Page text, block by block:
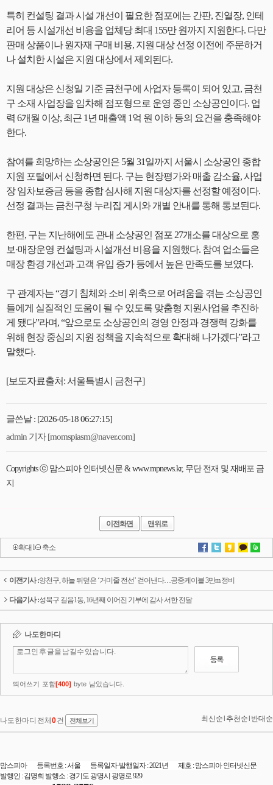
특히 컨설팅 결과 시설 개선이 필요한 점포에는 간판, 진열장, 인테
리어 등 시설개선 비용을 업체당 최대 155만 원까지 지원한다. 다만
판매 상품이나 원자재 구매 비용, 지원 대상 선정 이전에 주문하거
나 설치한 시설은 지원 대상에서 제외된다.
지원 대상은 신청일 기준 금천구에 사업자 등록이 되어 있고, 금천
구 소재 사업장을 임차해 점포형으로 운영 중인 소상공인이다. 업
력 6개월 이상, 최근 1년 매출액 1억 원 이하 등의 요건을 충족해야
한다.
참여를 희망하는 소상공인은 5월 31일까지 서울시 소상공인 종합
지원 포털에서 신청하면 된다. 구는 현장평가와 매출 감소율, 사업
장 임차보증금 등을 종합 심사해 지원 대상자를 선정할 예정이다.
선정 결과는 금천구청 누리집 게시와 개별 안내를 통해 통보된다.
한편, 구는 지난해에도 관내 소상공인 점포 27개소를 대상으로 홍
보·매장운영 컨설팅과 시설개선 비용을 지원했다. 참여 업소들은
매장 환경 개선과 고객 유입 증가 등에서 높은 만족도를 보였다.
구 관계자는 “경기 침체와 소비 위축으로 어려움을 겪는 소상공인
들에게 실질적인 도움이 될 수 있도록 맞춤형 지원사업을 추진하
게 됐다”라며, “앞으로도 소상공인의 경영 안정과 경쟁력 강화를
위해 현장 중심의 지원 정책을 지속적으로 확대해 나가겠다”라고
말했다.
[보도자료출처: 서울특별시 금천구]
글쓴날 : [2026-05-18 06:27:15]
admin 기자 [momspiasm@naver.com]
Copyrights ⓒ 맘스피아 인터넷신문 & www.mpnews.kr, 무단 전재 및 재배포 금
지
이전화면 맨위로
확대l 축소
이전기사 :양천구, 하늘 뒤덮은 ‘거미줄 전선’ 걷어낸다…공중케이블 3만m 정비
다음기사 :성북구 길음1동, 16년째 이어진 기부에 감사 서한 전달
맘스피아 등록번호 : 서울 등록일자·발행일자 : 2021년 제호 : 맘스피아 인터넷신문
발행인 : 김명희 발행소 : 경기도 광명시 광명로 929